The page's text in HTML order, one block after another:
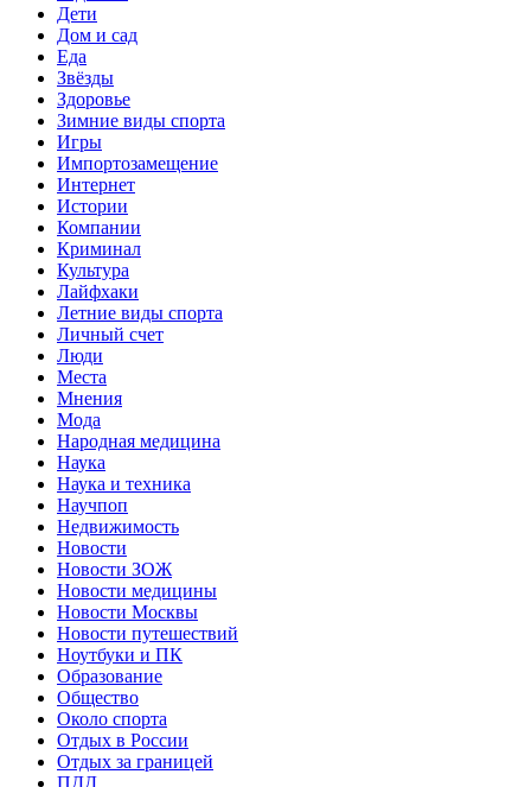
Дети
Дом и сад
Еда
Звёзды
Здоровье
Зимние виды спорта
Игры
Импортозамещение
Интернет
Истории
Компании
Криминал
Культура
Лайфхаки
Летние виды спорта
Личный счет
Люди
Места
Мнения
Мода
Народная медицина
Наука
Наука и техника
Научпоп
Недвижимость
Новости
Новости ЗОЖ
Новости медицины
Новости Москвы
Новости путешествий
Ноутбуки и ПК
Образование
Общество
Около спорта
Отдых в России
Отдых за границей